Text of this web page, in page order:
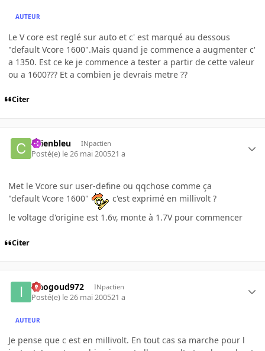
AUTEUR
Le V core est reglé sur auto et c' est marqué au dessous
"default Vcore 1600".Mais quand je commence a augmenter c'
a 1350. Est ce ke je commence a tester a partir de cette valeur
ou a 1600??? Et a combien je devrais metre ??
Citer
chienbleu INpactien
Posté(e) le 26 mai 200521 a
Met le Vcore sur user-define ou qqchose comme ça
"default Vcore 1600"
c'est exprimé en millivolt ?
le voltage d'origine est 1.6v, monte à 1.7V pour commencer
Citer
iznogoud972 INpactien
Posté(e) le 26 mai 200521 a
AUTEUR
Je pense que c est en millivolt. En tout cas sa marche pour l